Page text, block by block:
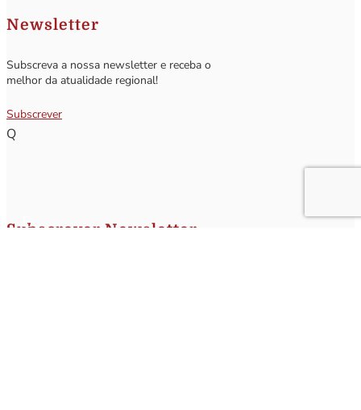
Newsletter
Subscreva a nossa newsletter e receba o
melhor da atualidade regional!
Subscrever
Q
Subscrever Newsletter